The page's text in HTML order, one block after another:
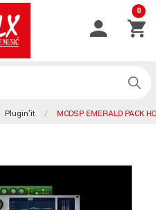
0
Plugin'it MCDSP EMERALD PACK